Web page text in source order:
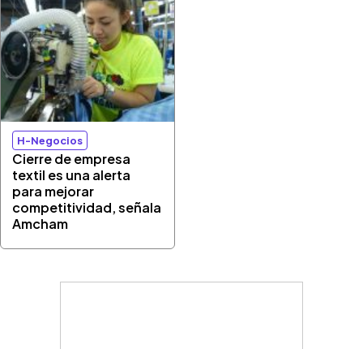
H-Negocios
Cierre de empresa
textil es una alerta
para mejorar
competitividad, señala
Amcham